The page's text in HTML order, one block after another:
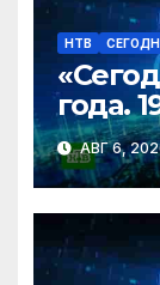
НТВ
года.
АВГ 6,